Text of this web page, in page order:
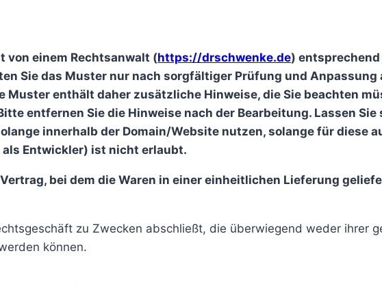
von einem Rechtsanwalt (https://drschwenke.de)
Sie das Muster nur nach sorgfältiger Prüfung und Anpassung
enthält daher zusätzliche Hinweise, die Sie beachten
entfernen Sie die Hinweise nach der Bearbeitung. Lassen
innerhalb der Domain/Website nutzen, solange für diese
als Entwickler) ist nicht erlaubt.
bei dem die Waren in einer einheitlichen Lieferung
zu Zwecken abschließt, die überwiegend weder ihrer
können.